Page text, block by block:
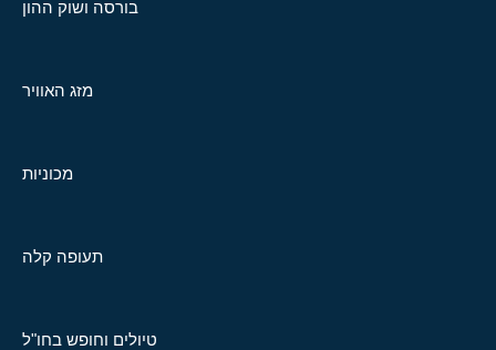
בורסה ושוק ההון
מזג האוויר
מכוניות
תעופה קלה
טיולים וחופש בחו"ל